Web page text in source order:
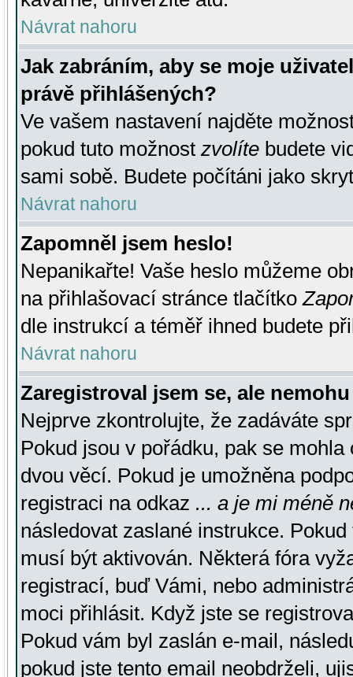
Návrat nahoru
Jak zabráním, aby se moje
právě přihlášených?
Ve vašem nastavení najděte
pokud tuto možnost zvolíte budete
sami sobě. Budete počítáni jako
Návrat nahoru
Zapomněl jsem heslo!
Nepanikařte! Vaše heslo můžeme
na přihlašovací stránce tlačítko
dle instrukcí a téměř ihned budete
Návrat nahoru
Zaregistroval jsem se, ale
Nejprve zkontrolujte, že zadáváte
Pokud jsou v pořádku, pak se
dvou věcí. Pokud je umožněna
registraci na odkaz ... a je mi méně
následovat zaslané instrukce.
musí být aktivován. Některá fóra
registrací, buď Vámi, nebo
moci přihlásit. Když jste se
Pokud vám byl zaslán e-mail,
pokud jste tento email neobdrželi,